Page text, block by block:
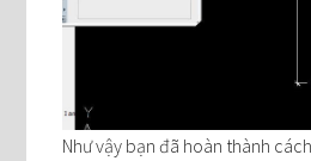
Như vậy bạn đã hoàn thành